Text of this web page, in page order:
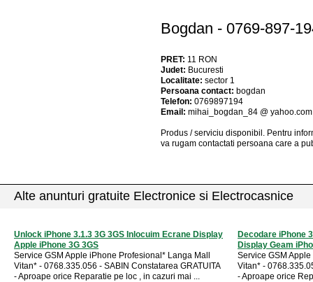
Bogdan - 0769-897-
PRET: 11 RON
Judet: Bucuresti
Localitate: sector 1
Persoana contact: bogdan
Telefon: 0769897194
Email: mihai_bogdan_84 @ yahoo.com
Produs / serviciu disponibil . Pentru
va rugam contactati persoana care a
Alte anunturi gratuite Electronice si Electrocasnice
Unlock iPhone 3.1.3 3G 3GS Inlocuim Ecrane Display
Apple iPhone 3G 3GS
Service GSM Apple iPhone Profesional* Langa Mall
Vitan* - 0768.335.056 - SABIN Constatarea GRATUITA
- Aproape orice Reparatie pe loc , in cazuri mai ...
Decodare iPhone
Display Geam
Service GSM
Vitan* -
- Aproape orice